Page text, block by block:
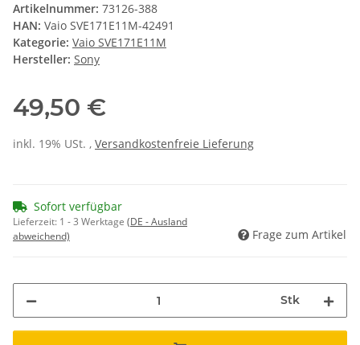
Artikelnummer: 73126-388
HAN: Vaio SVE171E11M-42491
Kategorie: Vaio SVE171E11M
Hersteller: Sony
49,50 €
inkl. 19% USt. , Versandkostenfreie Lieferung
Sofort verfügbar
Lieferzeit: 1 - 3 Werktage (DE - Ausland
abweichend)
Frage zum Artikel
Stk